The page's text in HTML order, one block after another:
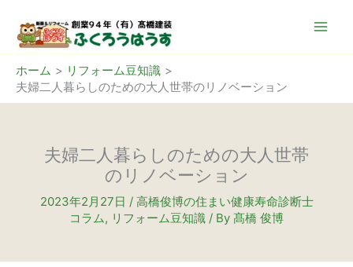
ッ
ホーム
リフォーム豆知識
夫婦二人暮らしのための大人世帯のリノベーション
夫婦二人暮らしのための大人世帯
のリノベーション
2023年2月27日 / 高橋俊博の住まい健康寿命診断士
コラム, リフォーム豆知識 / By 髙橋 俊博